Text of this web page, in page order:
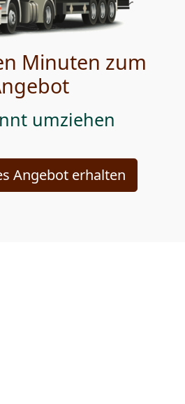
Minuten zum
umziehen
Angebot erhalten